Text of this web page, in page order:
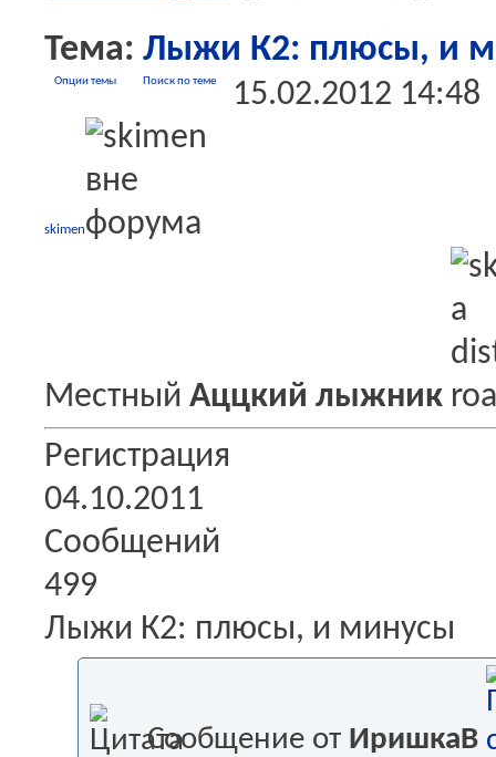
Тема: Лыжи К2: плюсы, и
Опции темы Поиск по теме 15.02.2012 14:48
skimen
Местный Аццкий лыжник
Регистрация
04.10.2011
Сообщений
499
Лыжи К2: плюсы, и минусы
Сообщение от ИришкаВ